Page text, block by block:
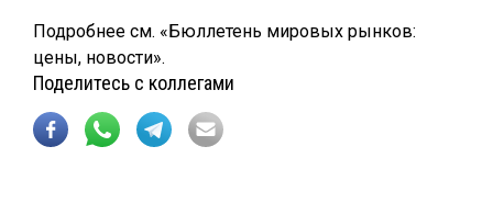
Подробнее см. «Бюллетень мировых рынков:
цены, новости».
Поделитесь с коллегами